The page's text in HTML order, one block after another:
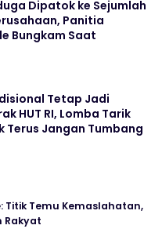
Dipatok ke Sejumlah
Panitia
Bungkam Saat
Tetap Jadi
HUT RI, Lomba Tarik
Terus Jangan Tumbang
Titik Temu Kemaslahatan,
Rakyat